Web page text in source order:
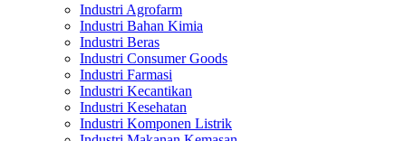
Industri Agrofarm
Industri Bahan Kimia
Industri Beras
Industri Consumer Goods
Industri Farmasi
Industri Kecantikan
Industri Kesehatan
Industri Komponen Listrik